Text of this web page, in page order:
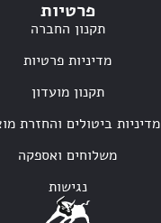
פרטיות
תקנון החברה
מדיניות פרטיות
תקנון מועדון
מדיניות ביטולים והחזרת
משלוחים ואספקה
נגישות